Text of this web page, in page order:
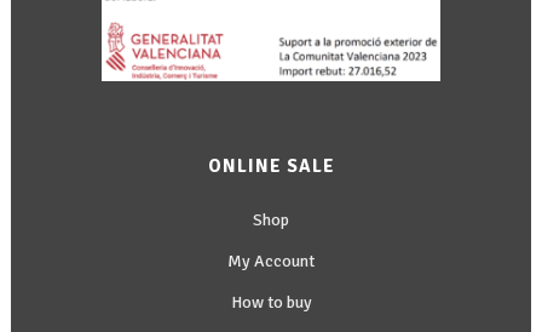
ONLINE SALE
Shop
My Account
How to buy